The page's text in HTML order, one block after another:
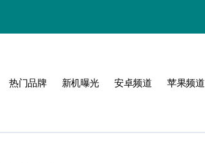
热门品牌 新机曝光 安卓频道 苹果频道